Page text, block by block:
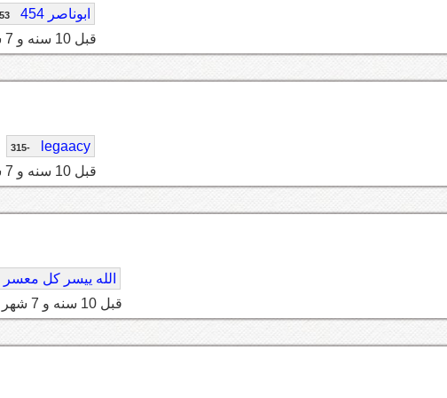
ابوناصر 454
قبل 10 سنه و 7 شهر
legaacy
-315
قبل 10 سنه و 7 شهر
الله ييسر كل معسر
قبل 10 سنه و 7 شهر